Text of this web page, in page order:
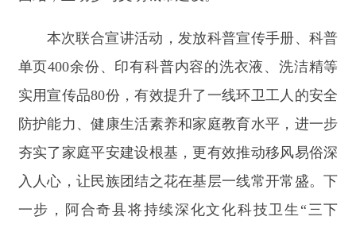
化科普服务赋能群众美好生活，持续铸牢中华民族
共同体意识，为县域经济社会高质量发展凝聚基层
力量。
责任编辑：拜合提古丽
分享: